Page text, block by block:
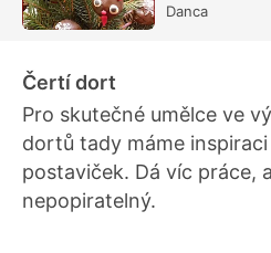
Danca
Čertí dort
Pro skutečné umělce ve
dortů tady máme
postaviček. Dá víc práce,
nepopiratelný.